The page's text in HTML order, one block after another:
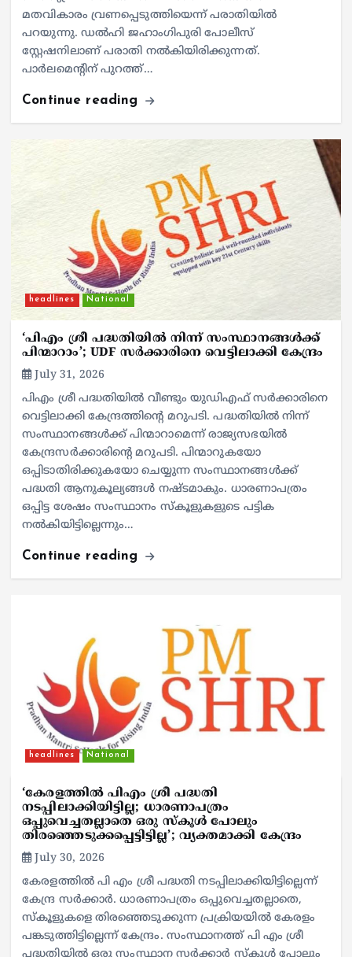
മതവികാരം വ്രണപ്പെടുത്തിയെന്ന് പരാതിയിൽ
പറയുന്നു. ഡൽഹി ജഹാംഗിപുരി പോലീസ്
സ്റ്റേഷനിലാണ് പരാതി നൽകിയിരിക്കുന്നത്.
പാർലമെന്റിന് പുറത്ത്…
Continue reading
headlines National
‘പിഎം ശ്രീ പദ്ധതിയിൽ നിന്ന് സംസ്ഥാനങ്ങൾക്ക്
പിന്മാറാം’; UDF സർക്കാരിനെ വെട്ടിലാക്കി കേന്ദ്രം
July 31, 2026
പിഎം ശ്രീ പദ്ധതിയിൽ വീണ്ടും യുഡിഎഫ് സർക്കാരിനെ
വെട്ടിലാക്കി കേന്ദ്രത്തിന്റെ മറുപടി. പദ്ധതിയിൽ നിന്ന്
സംസ്ഥാനങ്ങൾക്ക് പിന്മാറാമെന്ന് രാജ്യസഭയിൽ
കേന്ദ്രസർക്കാരിന്റെ മറുപടി. പിന്മാറുകയോ
ഒപ്പിടാതിരിക്കുകയോ ചെയ്യുന്ന സംസ്ഥാനങ്ങൾക്ക്
പദ്ധതി ആനുകൂല്യങ്ങൾ നഷ്ടമാകും. ധാരണാപത്രം
ഒപ്പിട്ട ശേഷം സംസ്ഥാനം സ്കൂളുകളുടെ പട്ടിക
നൽകിയിട്ടില്ലെന്നും…
Continue reading
headlines National
‘കേരളത്തിൽ പിഎം ശ്രീ പദ്ധതി
നടപ്പിലാക്കിയിട്ടില്ല; ധാരണാപത്രം
ഒപ്പുവെച്ചതല്ലാതെ ഒരു സ്കൂൾ പോലും
തിരഞ്ഞെടുക്കപ്പെട്ടിട്ടില്ല’; വ്യക്തമാക്കി കേന്ദ്രം
July 30, 2026
കേരളത്തിൽ പി എം ശ്രീ പദ്ധതി നടപ്പിലാക്കിയിട്ടില്ലെന്ന്
കേന്ദ്ര സർക്കാർ. ധാരണാപത്രം ഒപ്പുവെച്ചതല്ലാതെ,
സ്കൂളുകളെ തിരഞ്ഞെടുക്കുന്ന പ്രക്രിയയിൽ കേരളം
പങ്കടുത്തിട്ടില്ലെന്ന് കേന്ദ്രം. സംസ്ഥാനത്ത് പി എം ശ്രീ